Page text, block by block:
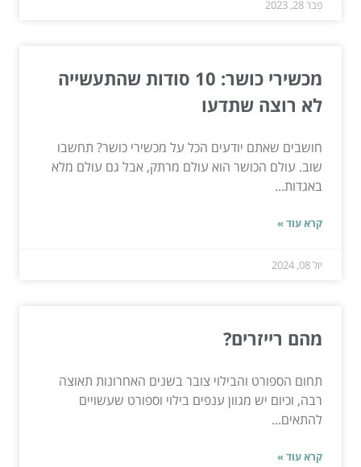
פבר 28, 2023
מכשירי כושר: 10 סודות שהתעשייה
לא רוצה שתדעו
חושבים שאתם יודעים הכל על מכשירי כושר? תחשבו
שוב. עולם הכושר הוא עולם מרתק, אבל גם עולם מלא
באגדות...
קרא עוד »
יול 08, 2024
מהם רייזרים?
תחום הספורט והבילוי צובר בשנים האחרונות תאוצה
רבה, וכיום יש מגוון ענפים בילוי וספורט שעשויים
להתאים...
קרא עוד »